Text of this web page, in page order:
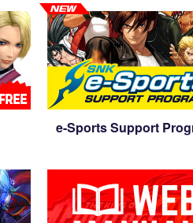
e-Sports Support